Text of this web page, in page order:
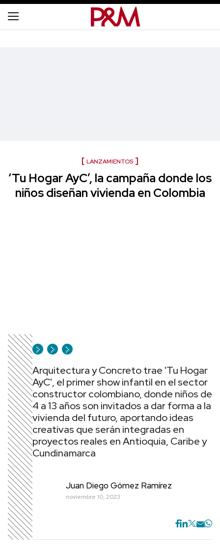
LANZAMIENTOS
‘Tu Hogar AyC’, la campaña donde los
niños diseñan vivienda en Colombia
Arquitectura y Concreto trae 'Tu Hogar
AyC', el primer show infantil en el sector
constructor colombiano, donde niños de
4 a 13 años son invitados a dar forma a la
vivienda del futuro, aportando ideas
creativas que serán integradas en
proyectos reales en Antioquia, Caribe y
Cundinamarca
Juan Diego Gómez Ramírez
noviembre 10, 2023